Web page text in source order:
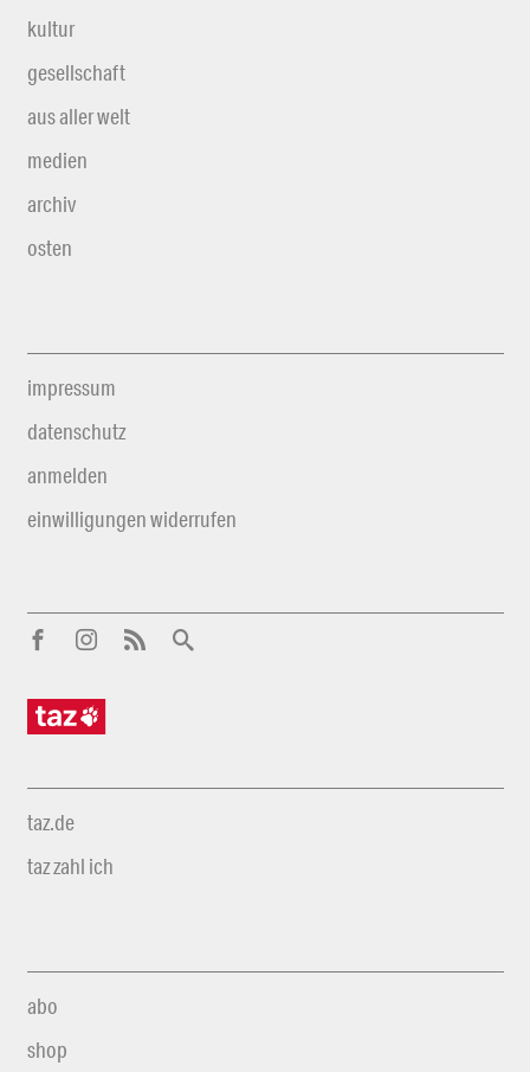
kultur
gesellschaft
aus aller welt
medien
archiv
osten
impressum
datenschutz
anmelden
einwilligungen widerrufen
taz.de
taz zahl ich
abo
shop